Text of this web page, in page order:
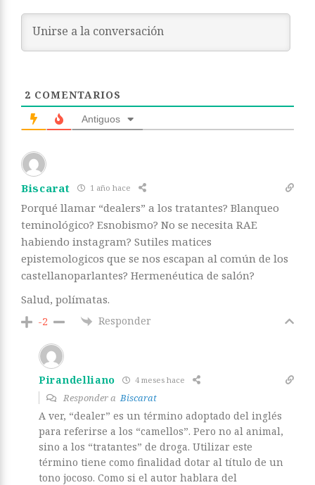
2 COMENTARIOS
Antiguos
Biscarat 1 año hace
Porqué llamar “dealers” a los tratantes? Blanqueo
teminológico? Esnobismo? No se necesita RAE
habiendo instagram? Sutiles matices
epistemologicos que se nos escapan al común de los
castellanoparlantes? Hermenéutica de salón?
Salud, polímatas.
-2 Responder
Pirandelliano 4 meses hace
Responder aBiscarat
A ver, “dealer” es un término adoptado del inglés
para referirse a los “camellos”. Pero no al animal,
sino a los “tratantes” de droga. Utilizar este
término tiene como finalidad dotar al título de un
tono jocoso. Como si el autor hablara del